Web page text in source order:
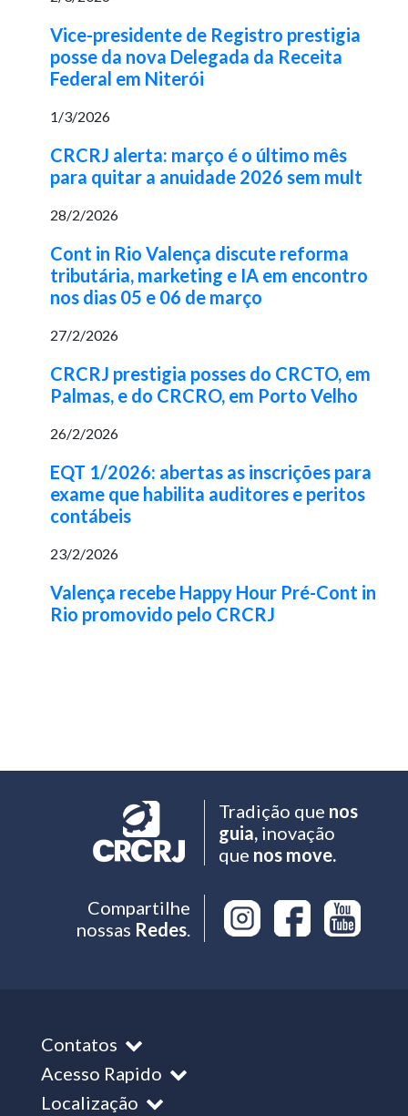
Vice-presidente de Registro prestigia
posse da nova Delegada da Receita
Federal em Niterói
1/3/2026
CRCRJ alerta: março é o último mês
para quitar a anuidade 2026 sem mult
28/2/2026
Cont in Rio Valença discute reforma
tributária, marketing e IA em encontro
nos dias 05 e 06 de março
27/2/2026
CRCRJ prestigia posses do CRCTO, em
Palmas, e do CRCRO, em Porto Velho
26/2/2026
EQT 1/2026: abertas as inscrições para
exame que habilita auditores e peritos
contábeis
23/2/2026
Valença recebe Happy Hour Pré-Cont in
Rio promovido pelo CRCRJ
Tradição que nos
guia,inovação
que nos move.
Compartilhe
nossas Redes.
Contatos
Acesso Rapido
Localização